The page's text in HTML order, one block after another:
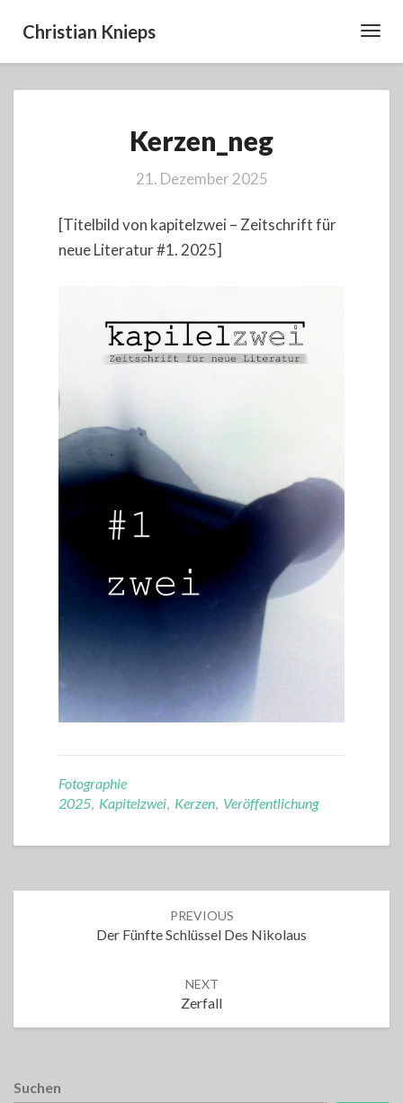
Christian Knieps
Kerzen_neg
21. Dezember 2025
[Titelbild von kapitelzwei – Zeitschrift für
neue Literatur #1. 2025]
Fotographie
2025, Kapitelzwei, Kerzen, Veröffentlichung
PREVIOUS
Der Fünfte Schlüssel Des Nikolaus
NEXT
Zerfall
Suchen